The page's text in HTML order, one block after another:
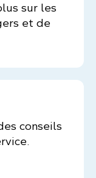
sur les
et de
conseils